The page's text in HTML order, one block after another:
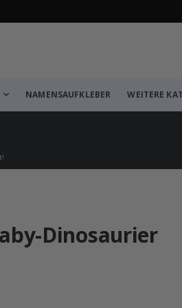
NAMENSAUFKLEBER WEITERE
Dinosaurier